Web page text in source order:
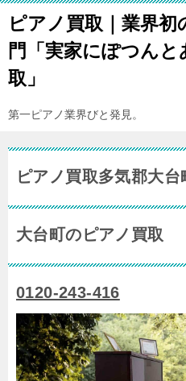
ピアノ買取｜業界初
門「実家にぽつん
取」
第一ピアノ業界びと発見。
ピアノ買取多気郡大台
大台町のピアノ買取
0120-243-416